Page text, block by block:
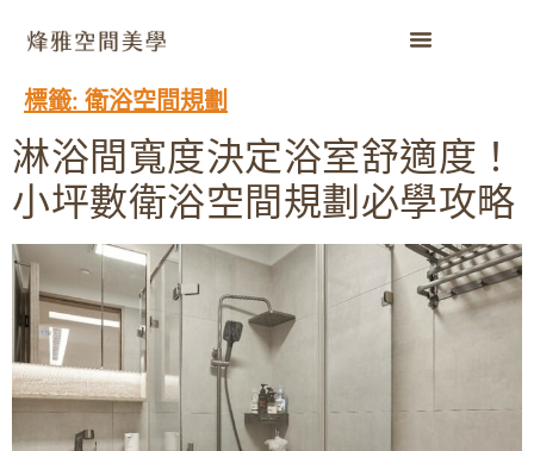
標籤: 衛浴空間規劃
淋浴間寬度決定浴室舒適度！
小坪數衛浴空間規劃必學攻略